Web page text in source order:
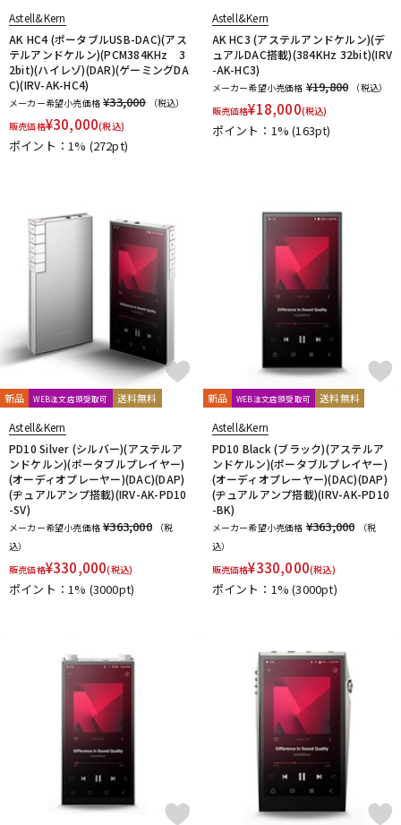
Shadow Hills Industries
SHINYA’S STUDIO
SHURE
SlateDigital SLR Studios SONTRONICS
SONY
SoundCraft
Soyuz SPL SSL(Solid State Logic)
STAX
STAY
STEDMAN Steven Slate Audio
Sym・Proceed
T-Z
TAKACHI TAMA TASCAM
tc electronic
TUBE-TECH
UDG ULTIMATE
Umbrella Company
United Studio Technologies
Universal Audio
unknown VELCRO(R) Brand
Vermona
Vintech Audio
V-MODA
VOVOX
Voyage Audio
WAGNUS.
WAVES
Wharfedale
Wunder Audio
Xvive Zahl
ZAOR
ZYLIA
他
キョーリツ パイン・クリエイト
明工社
DrAlienSmith NiCSo
cmf by NOTHING
Wavebone
Harrison Audio SDM / Family Labo
Astell&Kern
AK HC4 (ポータブルUSB-DAC)(アス
テルアンドケルン)(PCM384KHz 3
2bit)(ハイレゾ)(DAR)(ゲーミングDA
C)(IRV-AK-HC4)
メーカー希望小売価格 ¥33,000
（税込）
販売価格¥30,000(税込)
ポイント：1% (272pt)
Astell&Kern
AK HC3 (アステルアンドケルン)(デ
ュアルDAC搭載)(384KHz 32bit)(IRV
-AK-HC3)
メーカー希望小売価格 ¥19,800
（税込）
販売価格¥18,000(税込)
ポイント：1%(163pt)
新品 WEB注文店頭受取可 送料無料
Astell&Kern
PD10 Silver (シルバー)(アステルア
ンドケルン)(ポータブルプレイヤー)
(オーディオプレーヤー)(DAC)(DAP)
(ヂュアルアンプ搭載)(IRV-AK-PD10
-SV)
メーカー希望小売価格 ¥363,000
（税
込）
販売価格¥330,000(税込)
ポイント：1% (3000pt)
新品 WEB注文店頭受取可 送料無料
Astell&Kern
PD10 Black (ブラック)(アステルア
ンドケルン)(ポータブルプレイヤー)
(オーディオプレーヤー)(DAC)(DAP)
(ヂュアルアンプ搭載)(IRV-AK-PD10
-BK)
メーカー希望小売価格 ¥363,000
（税
込）
販売価格¥330,000(税込)
ポイント：1%(3000pt)